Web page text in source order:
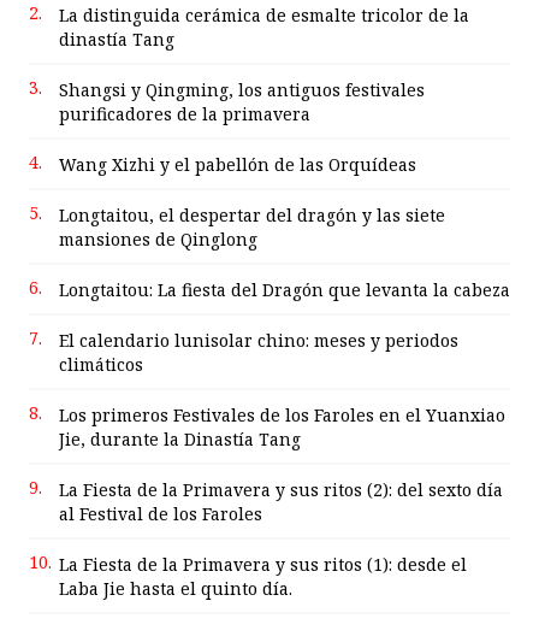
2.
La distinguida cerámica de esmalte tricolor de la
dinastía Tang
3.
Shangsi y Qingming, los antiguos festivales
purificadores de la primavera
4. Wang Xizhi y el pabellón de las Orquídeas
5.
Longtaitou, el despertar del dragón y las siete
mansiones de Qinglong
6. Longtaitou: La fiesta del Dragón que levanta la cabeza
7.
El calendario lunisolar chino: meses y periodos
climáticos
8.
Los primeros Festivales de los Faroles en el Yuanxiao
Jie, durante la Dinastía Tang
9.
La Fiesta de la Primavera y sus ritos (2): del sexto día
al Festival de los Faroles
10. La Fiesta de la Primavera y sus ritos (1): desde el
Laba Jie hasta el quinto día.